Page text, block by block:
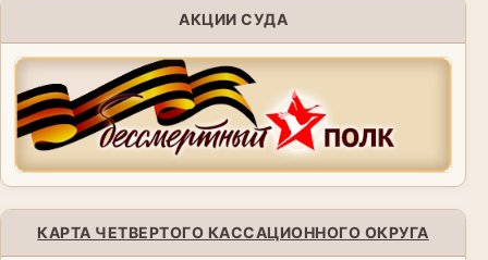
АКЦИИ СУДА
КАРТА ЧЕТВЕРТОГО КАССАЦИОННОГО ОКРУГА